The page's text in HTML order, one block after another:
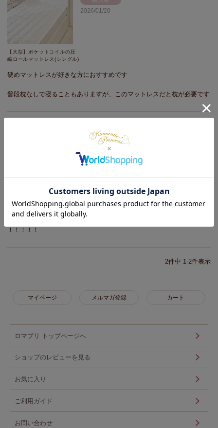
【大型】ポケットコイルの圧
縮ロールマットレス(シングル)
2026/01/20
硬めマットレスが好きな方におすすめです
普段枕なしで寝ることもありますが、このマットレスだと枕が必要です
ル・140×200cm)
購入者
2026/01/20
暖かくてとてもいいです！！
！！！！！
2件中 1-2件表示
マイページ メルマガ登録 カート
ロマプリ トップページへ
ショップのレビューを見る
お気に入り
ご利用ガイド
お問い合わせ